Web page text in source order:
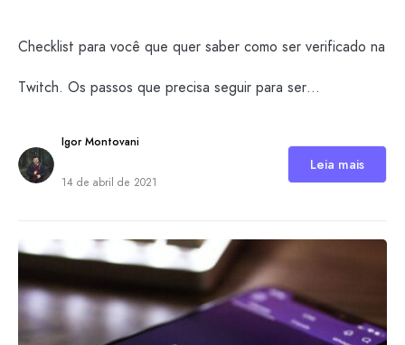
Checklist para você que quer saber como ser verificado na
Twitch. Os passos que precisa seguir para ser…
Igor Montovani
14 de abril de 2021
Leia mais